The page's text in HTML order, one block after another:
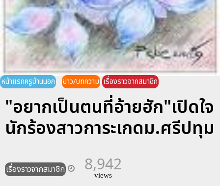
หน้าแรกครูบ้านนอก ข่าว/บทความ เรื่องราวจากสมาชิก
"อยากเป็นตนที่อ้ายฮัก"เปิดใจ
นักร้องสาวการะเกดม.ศรีปทุม
เรื่องราวจากสมาชิก 8,942
views